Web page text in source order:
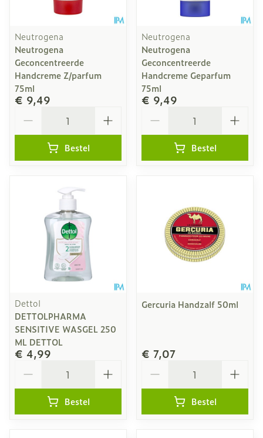
Neutrogena
Neutrogena
Geconcentreerde
Handcreme Z/parfum
75ml
€ 9,49
Bestel
Neutrogena
Neutrogena
Geconcentreerde
Handcreme Geparfum
75ml
€ 9,49
Bestel
Dettol
DETTOLPHARMA
SENSITIVE WASGEL 250
ML DETTOL
€ 4,99
Bestel
Gercuria Handzalf 50ml
€ 7,07
Bestel